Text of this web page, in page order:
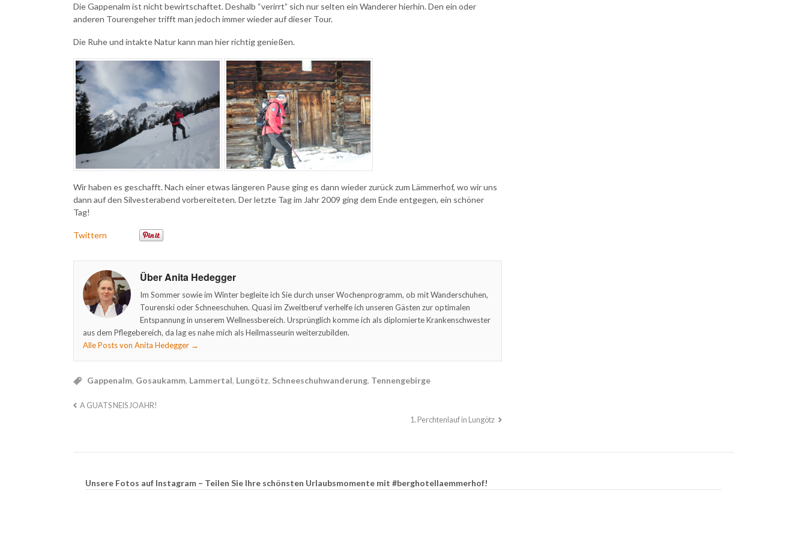
Die Gappenalm ist nicht bewirtschaftet. Deshalb “verirrt” sich nur selten ein Wanderer hierhin. Den ein oder
anderen Tourengeher trifft man jedoch immer wieder auf dieser Tour.
Die Ruhe und intakte Natur kann man hier richtig genießen.
Wir haben es geschafft. Nach einer etwas längeren Pause ging es dann wieder zurück zum Lämmerhof, wo wir uns
dann auf den Silvesterabend vorbereiteten. Der letzte Tag im Jahr 2009 ging dem Ende entgegen, ein schöner
Tag!
Twittern
Über Anita Hedegger
Im Sommer sowie im Winter begleite ich Sie durch unser Wochenprogramm, ob mit Wanderschuhen,
Tourenski oder Schneeschuhen. Quasi im Zweitberuf verhelfe ich unseren Gästen zur optimalen
Entspannung in unserem Wellnessbereich. Ursprünglich komme ich als diplomierte Krankenschwester
aus dem Pflegebereich, da lag es nahe mich als Heilmasseurin weiterzubilden.
Alle Posts von Anita Hedegger →
Gappenalm, Gosaukamm, Lammertal, Lungötz, Schneeschuhwanderung, Tennengebirge
A GUATS NEIS JOAHR!
1. Perchtenlauf in Lungötz
Unsere Fotos auf Instagram – Teilen Sie Ihre schönsten Urlaubsmomente mit #berghotellaemmerhof!